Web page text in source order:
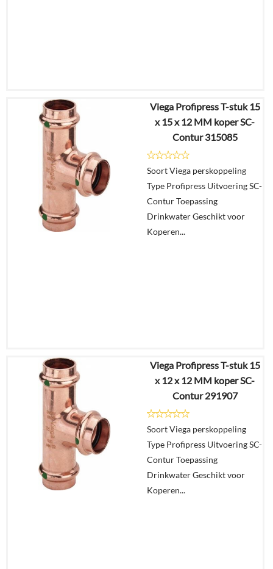
€14,40
€11,23
In
Viega Profipress T-stuk 15
x 15 x 12 MM koper SC-
Contur 315085
Soort Viega perskoppeling
Type Profipress Uitvoering SC-
Contur Toepassing
Drinkwater Geschikt voor
Koperen...
€11,95
€9,33
In
Viega Profipress T-stuk 15
x 12 x 12 MM koper SC-
Contur 291907
Soort Viega perskoppeling
Type Profipress Uitvoering SC-
Contur Toepassing
Drinkwater Geschikt voor
Koperen...